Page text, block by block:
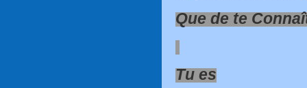
Que de te
Tu es